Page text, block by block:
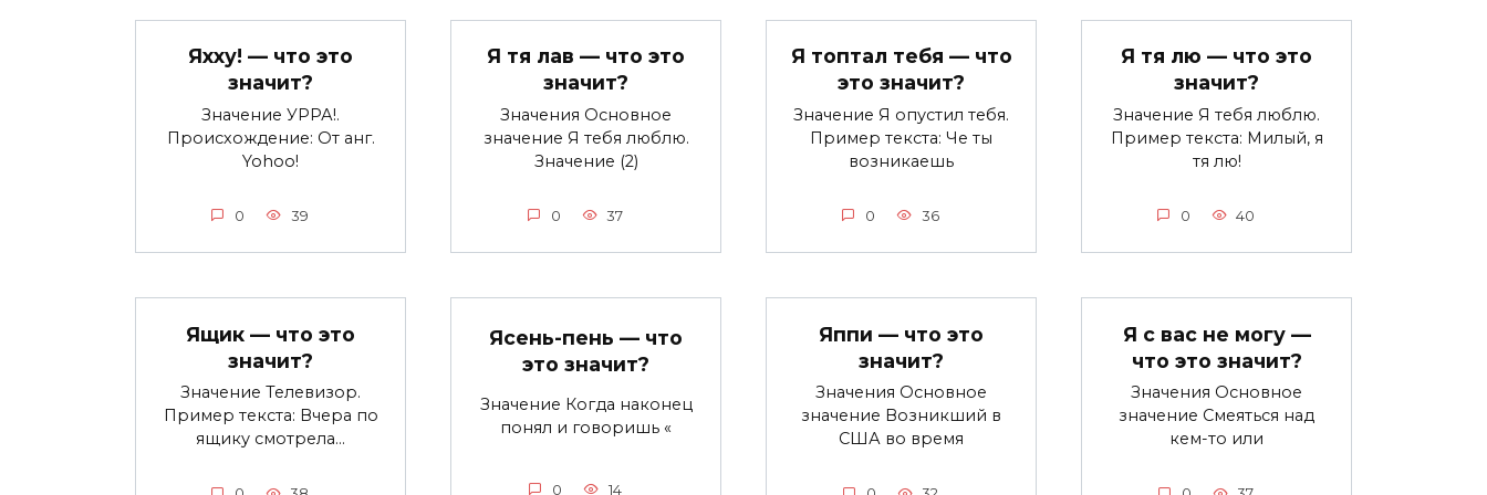
Яхху! — что это
значит?
Значение УРРА!.
Происхождение: От анг.
Yohoo!
0 39
Я тя лав — что это
значит?
Значения Основное
значение Я тебя люблю.
Значение (2)
0 37
Я топтал тебя — что
это значит?
Значение Я опустил тебя.
Пример текста: Че ты
возникаешь
0 36
Я тя лю — что это
значит?
Значение Я тебя люблю.
Пример текста: Милый, я
тя лю!
0 40
Ящик — что это
значит?
Значение Телевизор.
Пример текста: Вчера по
ящику смотрела…
Ясень-пень — что
это значит?
Значение Когда наконец
понял и говоришь «
0 14
Яппи — что это
значит?
Значения Основное
значение Возникший в
США во время
Я с вас не могу —
что это значит?
Значения Основное
значение Смеяться над
кем-то или